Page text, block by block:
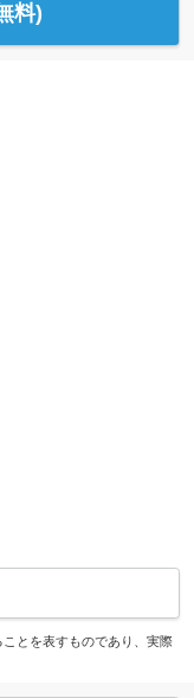
料)
とを表すものであり、実際